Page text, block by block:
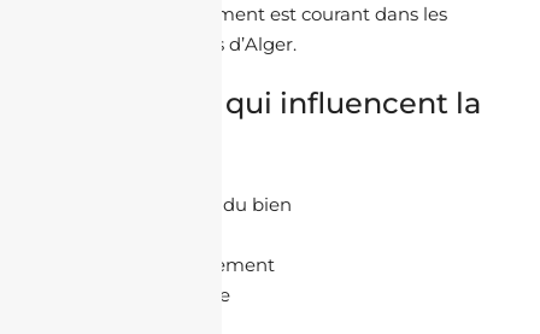
Ce type d’investissement est courant dans les
zones périphériques d’Alger.
Les facteurs qui influencent la
emplacement du bien
qualité du logement
gestion locative